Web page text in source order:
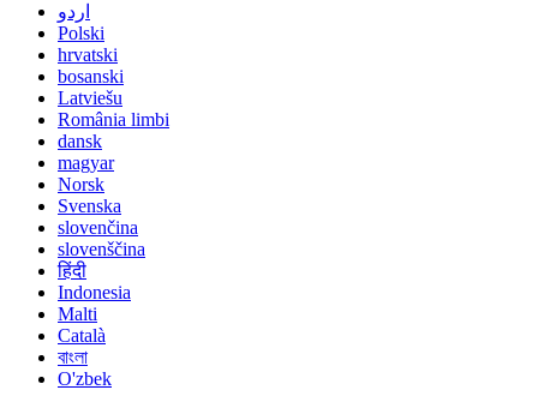
اردو
Polski
hrvatski
bosanski
Latviešu
România limbi
dansk
magyar
Norsk
Svenska
slovenčina
slovenščina
हिंदी
Indonesia
Malti
Català
বাংলা
O'zbek